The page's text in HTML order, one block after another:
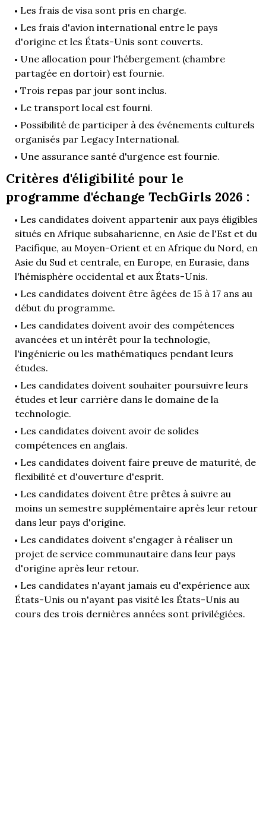
Les frais de visa sont pris en charge.
Les frais d'avion international entre le pays
d'origine et les États-Unis sont couverts.
Une allocation pour l'hébergement (chambre
partagée en dortoir) est fournie.
Trois repas par jour sont inclus.
Le transport local est fourni.
Possibilité de participer à des événements culturels
organisés par Legacy International.
Une assurance santé d'urgence est fournie.
Critères d'éligibilité pour le
programme d'échange TechGirls 2026 :
Les candidates doivent appartenir aux pays éligibles
situés en Afrique subsaharienne, en Asie de l'Est et du
Pacifique, au Moyen-Orient et en Afrique du Nord, en
Asie du Sud et centrale, en Europe, en Eurasie, dans
l'hémisphère occidental et aux États-Unis.
Les candidates doivent être âgées de 15 à 17 ans au
début du programme.
Les candidates doivent avoir des compétences
avancées et un intérêt pour la technologie,
l'ingénierie ou les mathématiques pendant leurs
études.
Les candidates doivent souhaiter poursuivre leurs
études et leur carrière dans le domaine de la
technologie.
Les candidates doivent avoir de solides
compétences en anglais.
Les candidates doivent faire preuve de maturité, de
flexibilité et d'ouverture d'esprit.
Les candidates doivent être prêtes à suivre au
moins un semestre supplémentaire après leur retour
dans leur pays d'origine.
Les candidates doivent s'engager à réaliser un
projet de service communautaire dans leur pays
d'origine après leur retour.
Les candidates n'ayant jamais eu d'expérience aux
États-Unis ou n'ayant pas visité les États-Unis au
cours des trois dernières années sont privilégiées.